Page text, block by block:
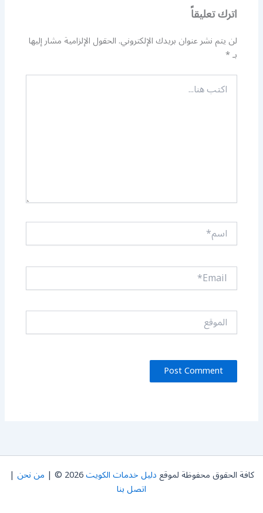
اترك تعليقاً
لن يتم نشر عنوان بريدك الإلكتروني.الحقول الإلزامية مشار إليها
بـ*
اكتب
هنا...
اسم*
Email*
الموقع
كافة الحقوق محفوظة لموقعدليل خدمات الكويت2026 © | من نحن |
اتصل بنا